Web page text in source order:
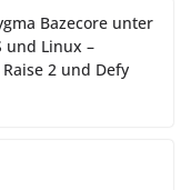
Bazecore unter
und Linux –
2 und Defy